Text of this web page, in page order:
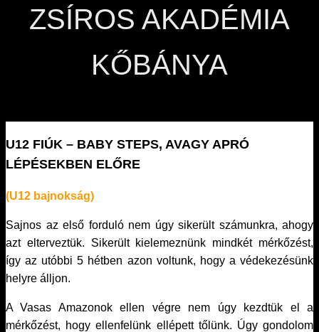
ZSÍROS AKADÉMIA
KŐBÁNYA
U12 FIÚK – BABY STEPS, AVAGY APRÓ
LÉPÉSEKBEN ELŐRE
(U12 bajnokság)
Sajnos az első forduló nem úgy sikerült számunkra, ahogy
azt elterveztük. Sikerült kielemeznünk mindkét mérkőzést,
így az utóbbi 5 hétben azon voltunk, hogy a védekezésünk
helyre álljon.
A Vasas Amazonok ellen végre nem úgy kezdtük el a
mérkőzést, hogy ellenfelünk ellépett tőlünk. Úgy gondolom